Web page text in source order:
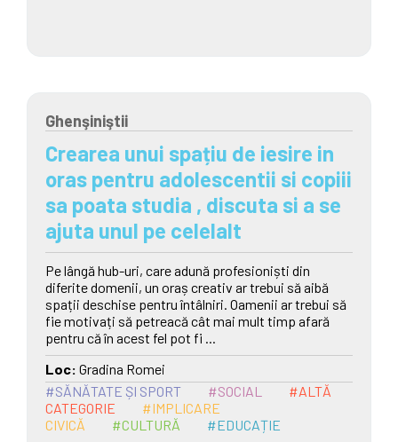
Ghenşiniştii
Crearea unui spațiu de iesire in
oras pentru adolescentii si copiii
sa poata studia , discuta si a se
ajuta unul pe celelalt
Pe lângă hub-uri, care adună profesioniști din
diferite domenii, un oraș creativ ar trebui să aibă
spații deschise pentru întâlniri. Oamenii ar trebui să
fie motivați să petreacă cât mai mult timp afară
pentru că în acest fel pot fi ...
Loc: Gradina Romei
#SĂNĂTATE ȘI SPORT
#SOCIAL
#ALTĂ
CATEGORIE
#IMPLICARE
CIVICĂ
#CULTURĂ #EDUCAȚIE